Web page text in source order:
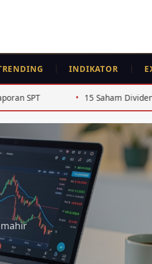
INDIKATOR
15 Saham Dividen Tinggi